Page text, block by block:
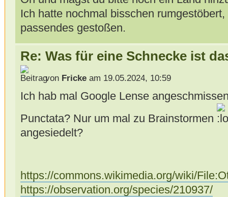
Ich hatte nochmal bisschen
passendes gestoßen.
Re: Was für eine Schnecke ist
von Frickeam 19.05.2024, 10:59
Ich hab mal Google Lense
Punctata? Nur um mal zu Brainstormen
angesiedelt?
https://commons.wikimedia.org/wiki/
https://observation.org/species/210937/